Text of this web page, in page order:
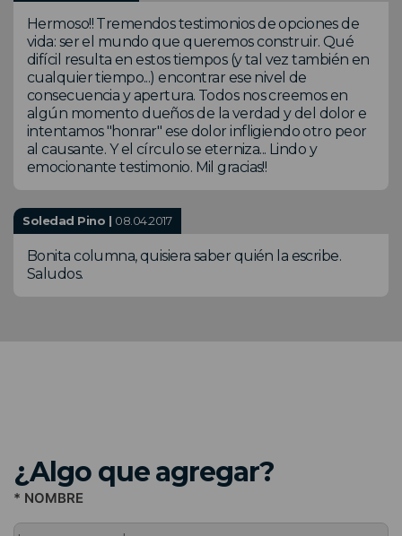
Hermoso!! Tremendos testimonios de opciones de
vida: ser el mundo que queremos construir. Qué
difícil resulta en estos tiempos (y tal vez también en
cualquier tiempo...) encontrar ese nivel de
consecuencia y apertura. Todos nos creemos en
algún momento dueños de la verdad y del dolor e
intentamos "honrar" ese dolor infligiendo otro peor
al causante. Y el círculo se eterniza... Lindo y
emocionante testimonio. Mil gracias!!
Soledad Pino | 08.04.2017
Bonita columna, quisiera saber quién la escribe.
Saludos.
¿Algo que agregar?
* NOMBRE